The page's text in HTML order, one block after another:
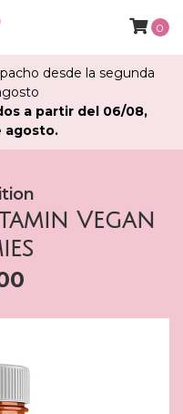
desde la segunda
a partir del 06/08,
agosto.
0
Vegan